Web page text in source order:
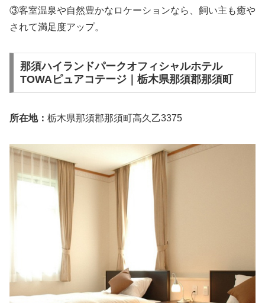
③客室温泉や自然豊かなロケーションなら、飼い主も癒や
されて満足度アップ。
那須ハイランドパークオフィシャルホテル
TOWAピュアコテージ｜栃木県那須郡那須町
所在地： 栃木県那須郡那須町高久乙3375